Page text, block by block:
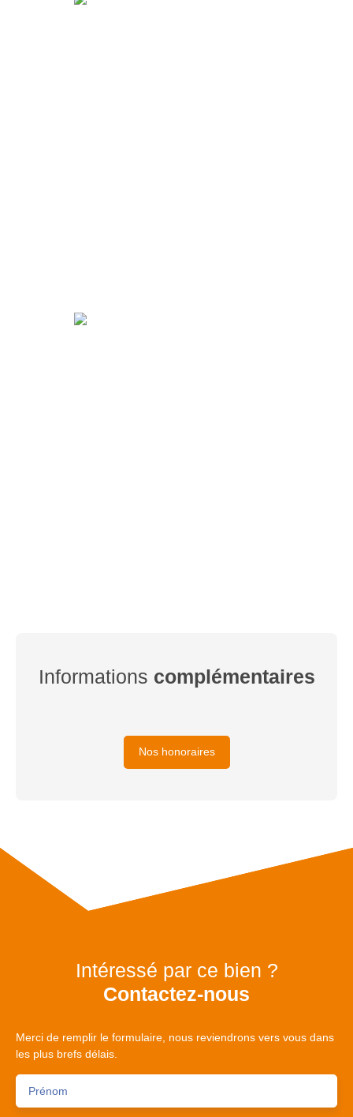
Informations complémentaires
Nos honoraires
Intéressé par ce bien ?
Contactez-nous
Merci de remplir le formulaire, nous reviendrons vers vous dans
les plus brefs délais.
Prénom